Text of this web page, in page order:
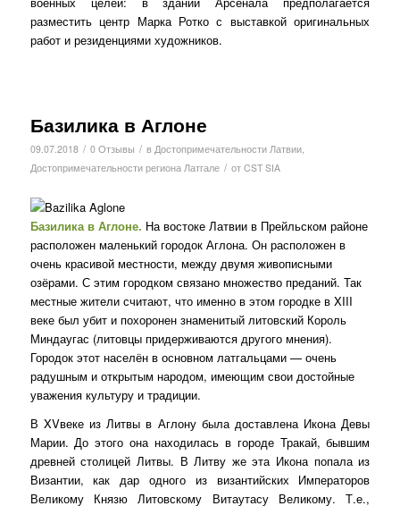
разместить центр Марка Ротко с выставкой оригинальных
работ и резиденциями художников.
Базилика в Аглоне
09.07.2018 / 0 Отзывы / в Достопримечательности Латвии,
Достопримечательности региона Латгале / от CST SIA
Базилика в Аглоне. На востоке Латвии в Прейльском районе
расположен маленький городок Аглона. Он расположен в
очень красивой местности, между двумя живописными
озёрами. С этим городком связано множество преданий. Так
местные жители считают, что именно в этом городке в XIII
веке был убит и похоронен знаменитый литовский Король
Миндаугас (литовцы придерживаются другого мнения).
Городок этот населён в основном латгальцами — очень
радушным и открытым народом, имеющим свои достойные
уважения культуру и традиции.
В XVвеке из Литвы в Аглону была доставлена Икона Девы
Марии. До этого она находилась в городе Тракай, бывшим
древней столицей Литвы. В Литву же эта Икона попала из
Византии, как дар одного из византийских Императоров
Великому Князю Литовскому Витаутасу Великому. Т.е.,